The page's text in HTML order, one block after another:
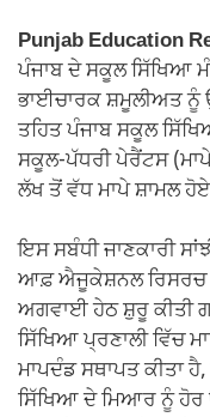
Punjab Education
ਪੰਜਾਬ ਦੇ ਸਕੂਲ ਸਿੱਖਿਆ
ਭਾਈਚਾਰਕ ਸ਼ਮੂਲੀਅਤ ਨੂੰ
ਤਹਿਤ ਪੰਜਾਬ ਸਕੂਲ
ਸਕੂਲ-ਪੱਧਰੀ ਪੇਰੈਂਟਸ
ਲੱਖ ਤੋਂ ਵੱਧ ਮਾਪੇ ਸ਼ਾਮਲ
ਇਸ ਸਬੰਧੀ ਜਾਣਕਾਰੀ
ਆਫ਼ ਐਜੂਕੇਸ਼ਨਲ ਰਿਸਰਚ
ਅਗਵਾਈ ਹੇਠ ਸ਼ੁਰੂ ਕੀਤੀ
ਸਿੱਖਿਆ ਪ੍ਰਣਾਲੀ ਵਿੱਚ
ਮਾਪਦੰਡ ਸਥਾਪਤ ਕੀਤਾ
ਸਿੱਖਿਆ ਦੇ ਮਿਆਰ ਨੂੰ